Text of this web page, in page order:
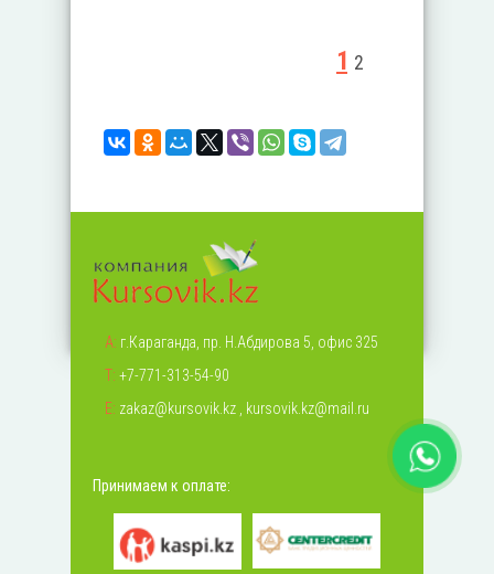
1 2
А: г.Караганда, пр. Н.Абдирова 5, офис 325
Т: +7-771-313-54-90
Е: zakaz@kursovik.kz kursovik.kz@mail.ru
Принимаем к оплате: